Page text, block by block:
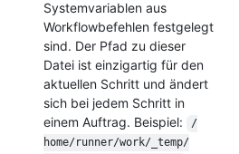
Systemvariablen aus
Workflowbefehlen festgelegt
sind. Der Pfad zu dieser
Datei ist einzigartig für den
aktuellen Schritt und ändert
sich bei jedem Schritt in
einem Auftrag. Beispiel:
/
home/runner/work/ _temp/